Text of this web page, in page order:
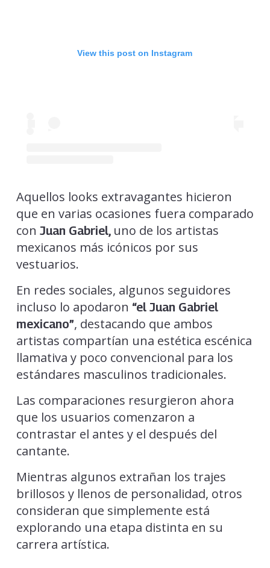
View this post on Instagram
Aquellos looks extravagantes hicieron
que en varias ocasiones fuera comparado
con Juan Gabriel, uno de los artistas
mexicanos más icónicos por sus
vestuarios.
En redes sociales, algunos seguidores
incluso lo apodaron “el Juan Gabriel
mexicano”, destacando que ambos
artistas compartían una estética escénica
llamativa y poco convencional para los
estándares masculinos tradicionales.
Las comparaciones resurgieron ahora
que los usuarios comenzaron a
contrastar el antes y el después del
cantante.
Mientras algunos extrañan los trajes
brillosos y llenos de personalidad, otros
consideran que simplemente está
explorando una etapa distinta en su
carrera artística.